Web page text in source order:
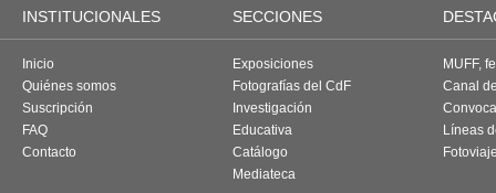
INSTITUCIONALES SECCIONES
Inicio
Quiénes somos
Suscripción
FAQ
Contacto
Exposiciones
Fotografías del CdF
Investigación
Educativa
Catálogo
Mediateca
MUFF,
Canal
Líneas